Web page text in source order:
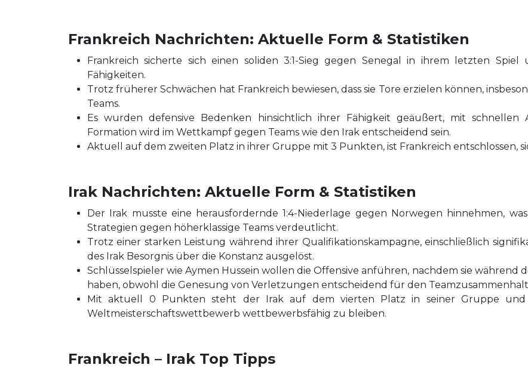
Frankreich Nachrichten: Aktuelle Form & Statistiken
Frankreich sicherte sich einen soliden 3:1-Sieg gegen Senegal in ihrem letzten
Fähigkeiten.
Trotz früherer Schwächen hat Frankreich bewiesen, dass sie Tore erzielen können,
Teams.
Es wurden defensive Bedenken hinsichtlich ihrer Fähigkeit geäußert, mit
Formation wird im Wettkampf gegen Teams wie den Irak entscheidend sein.
Aktuell auf dem zweiten Platz in ihrer Gruppe mit 3 Punkten, ist Frankreich entschlossen,
Irak Nachrichten: Aktuelle Form & Statistiken
Der Irak musste eine herausfordernde 1:4-Niederlage gegen Norwegen hinnehmen,
Strategien gegen höherklassige Teams verdeutlicht.
Trotz einer starken Leistung während ihrer Qualifikationskampagne, einschließlich
des Irak Besorgnis über die Konstanz ausgelöst.
Schlüsselspieler wie Aymen Hussein wollen die Offensive anführen, nachdem sie während
haben, obwohl die Genesung von Verletzungen entscheidend für den Teamzusammenhalt
Mit aktuell 0 Punkten steht der Irak auf dem vierten Platz in seiner Gruppe und
Weltmeisterschaftswettbewerb wettbewerbsfähig zu bleiben.
Frankreich – Irak Top Tipps